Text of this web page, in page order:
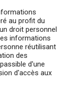
au profit du
droit personnel
informations
réutilisant
des
d'une
d'accès aux